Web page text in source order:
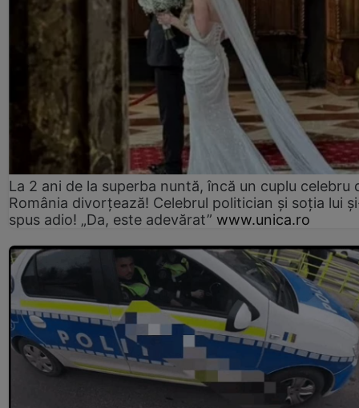
La 2 ani de la superba nuntă, încă un cuplu celebru
România divorțează! Celebrul politician și soția lui
spus adio! „Da, este adevărat” www.unica.ro